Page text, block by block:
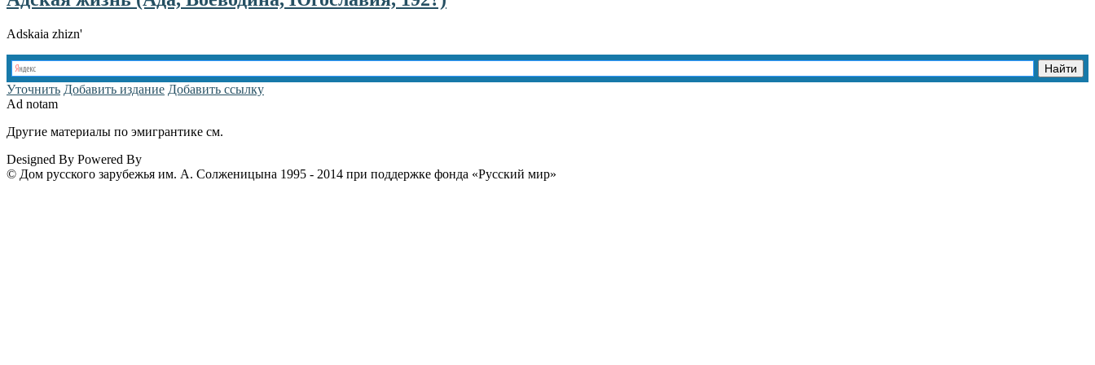
Adskaia zhizn'
Уточнить Добавить издание Добавить ссылку
Ad notam
Другие материалы по эмигрантике см.
Designed By Powered By
© Дом русского зарубежья им. А. Солженицына 1995 - 2014 при поддержке фонда «Русский мир»